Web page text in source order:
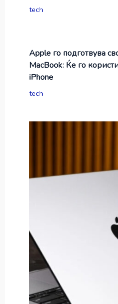
tech
Apple го подготвува
MacBook: Ќе го
iPhone
tech